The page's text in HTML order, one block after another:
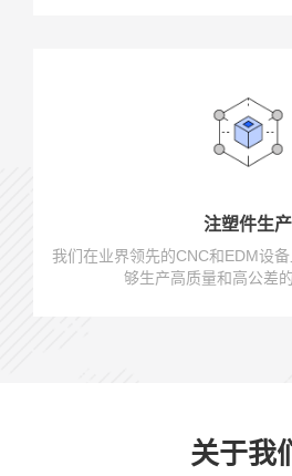
注塑件生产
我们在业界领先的CNC和EDM设
够生产高质量和高公差
关于我